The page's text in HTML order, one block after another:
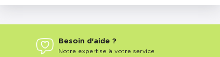
Besoin d'aide ?
Notre expertise à votre service